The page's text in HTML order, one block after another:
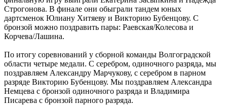
Строгонова. В финале они обыграли тандем юных
дартсменок Юлиану Хитяеву и Викторию Бубенцову. С
бронзой можно поздравить пары: Раевская/Колесова и
Корчева/Лашина.
По итогу соревнований у сборной команды Волгоградской
области четыре медали. С серебром, одиночного разряда, мы
поздравляем Александру Марчукову, с серебром в парном
разряде Викторию Бубенцову. Мы поздравляем Александра
Немцева с бронзой одиночного разряда и Владимира
Писарева с бронзой парного разряда.